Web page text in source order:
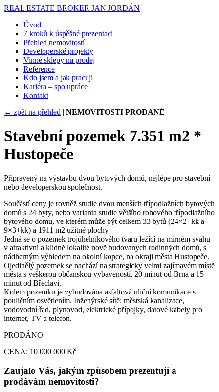
REAL ESTATE BROKER JAN JORDÁN
Úvod
7 kroků k úspěšné prezentaci
Přehled nemovitostí
Developerské projekty
Vinné sklepy na prodej
Reference
Kdo jsem a jak pracuji
Kariéra – spolupráce
Kontakt
← zpět na přehled | NEMOVITOSTI PRODANÉ
Stavební pozemek 7.351 m2 *
Hustopeče
Připravený na výstavbu dvou bytových domů, nejlépe pro stavební
nebo developerskou společnost.
Součástí ceny je rovněž studie dvou menších třípodlažních bytových
domů s 24 byty, nebo varianta studie většího rohového třípodlažního
bytového domu, ve kterém může být celkem 33 bytů (24×2+kk a
9×3+kk) a 1911 m2 užitné plochy.
Jedná se o pozemek trojúhelníkového tvaru ležící na mírném svahu
v atraktivní a klidné lokalitě nově budovaných rodinných domů, s
nádherným výhledem na okolní kopce, na okraji města Hustopeče.
Ojedinělý pozemek se nachází na strategicky velmi zajímavém místě
města s veškerou občanskou vybaveností, 20 minut od Brna a 15
minut od Břeclavi.
Kolem pozemku je vybudována asfaltová uliční komunikace s
pouličním osvětlením. Inženýrské sítě: městská kanalizace,
vodovodní řad, plynovod, elektrické přípojky, datové kabely pro
internet, TV a telefon.
PRODÁNO
CENA: 10 000 000 Kč
Zaujalo Vás, jakým způsobem prezentuji a
prodávám nemovitosti?